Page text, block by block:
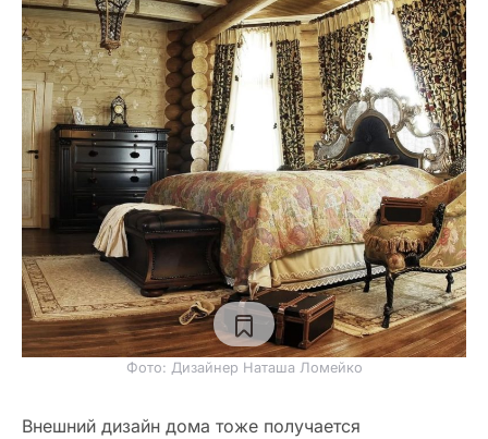
Фото: Дизайнер Наташа Ломейко
Внешний дизайн дома тоже получается